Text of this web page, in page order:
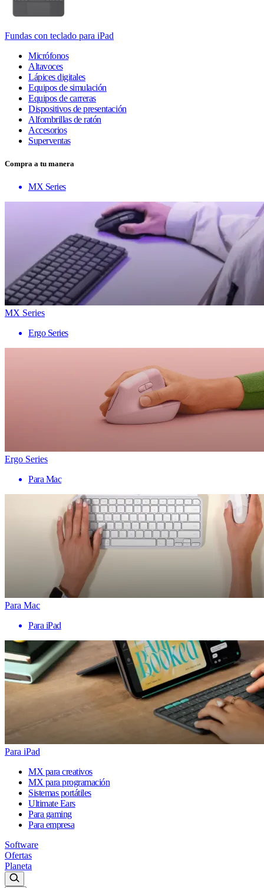
Fundas con teclado para iPad
Micrófonos
Altavoces
Lápices digitales
Equipos de simulación
Equipos de carreras
Dispositivos de presentación
Alfombrillas de ratón
Accesorios
Superventas
Compra a tu manera
MX Series
MX Series
Ergo Series
Ergo Series
Para Mac
Para Mac
Para iPad
Para iPad
MX para creativos
MX para programación
Sistemas portátiles
Ultimate Ears
Para gaming
Para empresa
Software
Ofertas
Planeta